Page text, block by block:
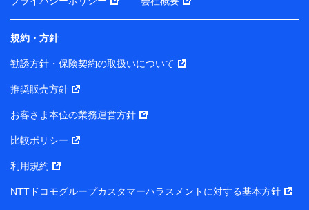
当社は株式会社NTTドコモ・フィナンシャルグループ
との間で、以下のとおり個人データを共同利用しま
す。
【共同して利用される利用データの項目】
当社または株式会社NTTドコモ・フィナンシャルグルー
の個人データ
基本情報
性、連絡先、dポイントサービスのご利用に関する情報。例
規約・方針
勧誘方針・保険契約の取扱いについて
推奨販売方針
お客さま本位の業務運営方針
比較ポリシー
利用規約
NTTドコモグループカスタマーハラスメントに対する基本方針